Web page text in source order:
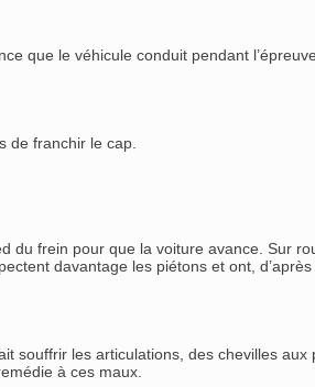
que le véhicule conduit pendant
de franchir le cap.
du frein pour que la voiture avance. Sur
davantage les piétons et ont,
souffrir les articulations, des chevilles
à ces maux.